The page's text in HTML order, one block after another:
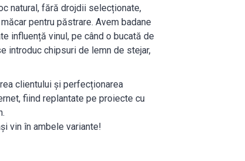
natural, fără drojdii selecționate,
pentru păstrare. Avem badane
influență vinul, pe când o bucată de
introduc chipsuri de lemn de stejar,
clientului și perfecționarea
fiind replantate pe proiecte cu
vin în ambele variante!